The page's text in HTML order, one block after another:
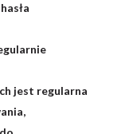
jest regularna